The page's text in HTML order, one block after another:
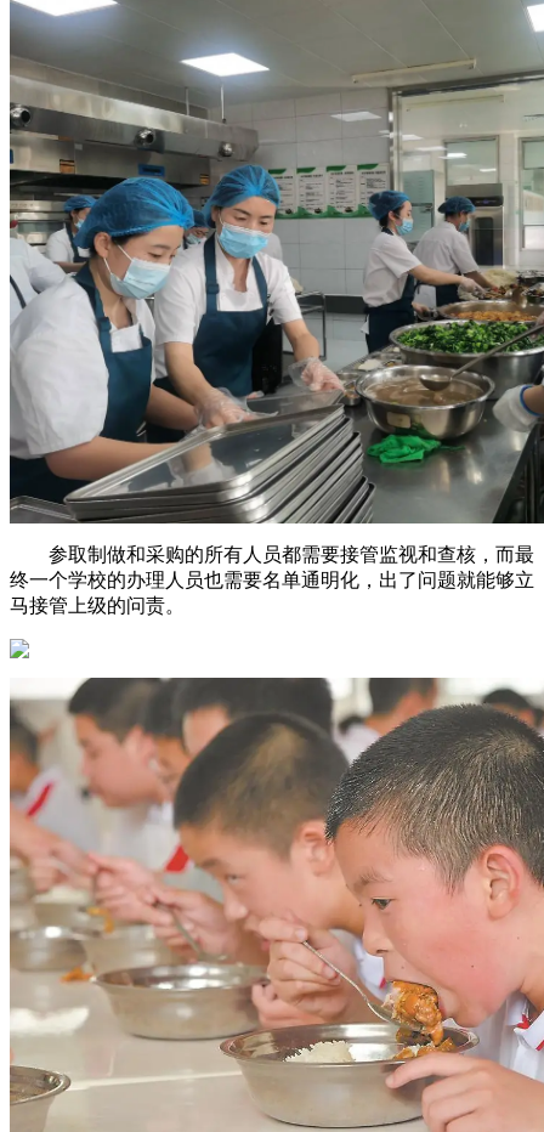
参取制做和采购的所有人员都需要接管监视和查核，而最
终一个学校的办理人员也需要名单通明化，出了问题就能够立
马接管上级的问责。